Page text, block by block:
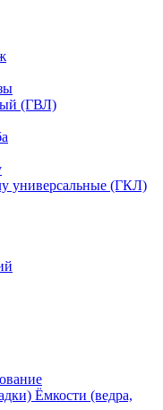
(ГВЛ)
универсальные (ГКЛ)
Ёмкости (ведра,